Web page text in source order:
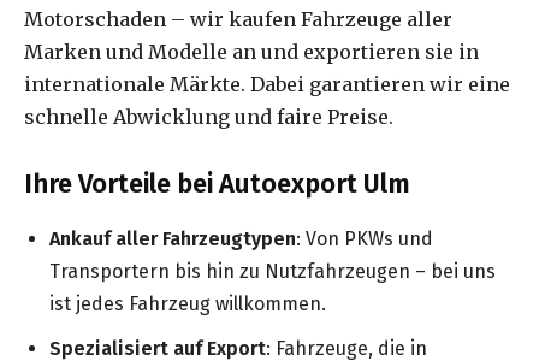
Motorschaden – wir kaufen Fahrzeuge aller
Marken und Modelle an und exportieren sie in
internationale Märkte. Dabei garantieren wir eine
schnelle Abwicklung und faire Preise.
Ihre Vorteile bei Autoexport Ulm
Ankauf aller Fahrzeugtypen: Von PKWs und
Transportern bis hin zu Nutzfahrzeugen – bei uns
ist jedes Fahrzeug willkommen.
Spezialisiert auf Export: Fahrzeuge, die in